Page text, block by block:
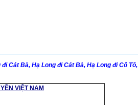
Cát Bà, Hạ Long đi Cát Bà, Hạ Long đi Cô Tô,
VIỆT NAM